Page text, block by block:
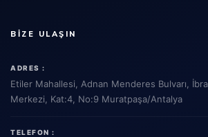
BIZE ULAŞIN
ADRES :
Etiler Mahallesi, Adnan Menderes Bulvarı,
Merkezi, Kat:4, No:9 Muratpaşa/Antalya
TELEFON :